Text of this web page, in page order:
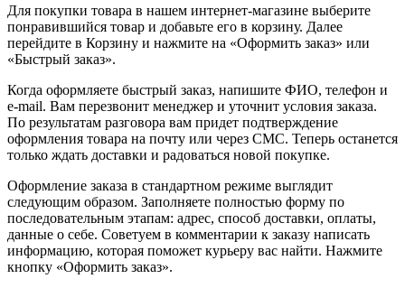
Для покупки товара в нашем интернет-магазине выберите
понравившийся товар и добавьте его в корзину. Далее
перейдите в Корзину и нажмите на «Оформить заказ» или
«Быстрый заказ».
Когда оформляете быстрый заказ, напишите ФИО, телефон и
e-mail. Вам перезвонит менеджер и уточнит условия заказа.
По результатам разговора вам придет подтверждение
оформления товара на почту или через СМС. Теперь останется
только ждать доставки и радоваться новой покупке.
Оформление заказа в стандартном режиме выглядит
следующим образом. Заполняете полностью форму по
последовательным этапам: адрес, способ доставки, оплаты,
данные о себе. Советуем в комментарии к заказу написать
информацию, которая поможет курьеру вас найти. Нажмите
кнопку «Оформить заказ».